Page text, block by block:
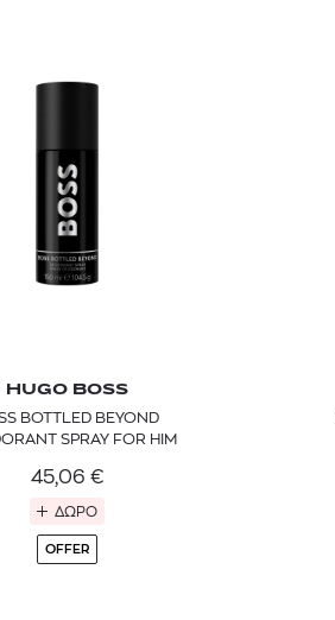
HUGO BOSS
BOTTLED BEYOND
SPRAY FOR HIM
45,06 €
ΔΩΡΟ
OFFER